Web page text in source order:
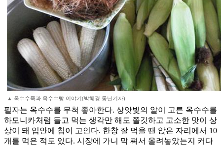
▲ 옥수수죽과 옥수수빵 이야기(박혜경 동년기자)
필자는 옥수수를 무척 좋아한다. 상앗빛의 알이 고른 옥수수를
하모니카처럼 들고 먹는 생각만 해도 쫄깃하고 고소한 맛이 상
상이 돼 입안에 침이 고인다. 한창 잘 먹을 땐 앉은 자리에서 10
개를 먹은 적도 있다. 시장에 가니 막 쪄서 올려놓았는지 커다